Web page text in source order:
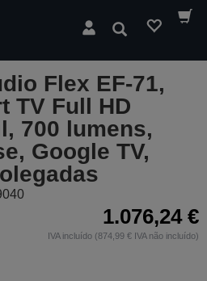
Pesquisar
Flex EF-71,
TV Full HD
700 lumens,
Google TV,
1.076,24 €
IVA incluído (874,99 € IVA não incluído)